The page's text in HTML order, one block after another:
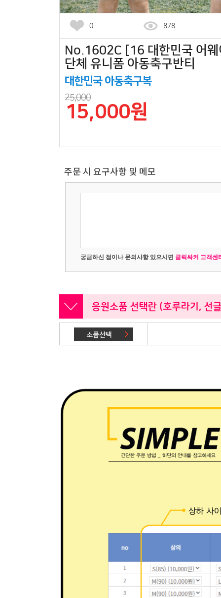
0 878
No.1602C [16 대한민국 어
단체 유니폼 아동축구반티
대한민국 아동축구복
25,000
15,000원
주문 시 요구사항 및 메모
궁금하신 점이나 문의사항 있으시면 클릭싸커 고객센